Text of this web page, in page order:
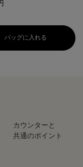
マルジョン
バッグに入れる プロディジ
カウンターと
共通のポイント